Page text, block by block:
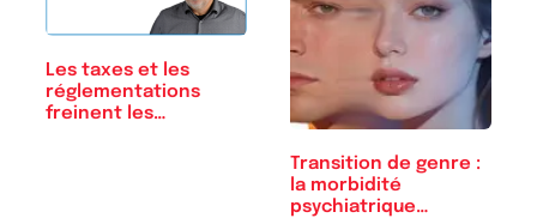
Les taxes et les
réglementations
freinent les…
Transition de genre :
la morbidité
psychiatrique…